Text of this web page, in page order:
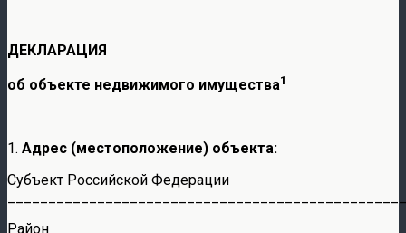
ДЕКЛАРАЦИЯ
об объекте недвижимого имущества1
1. Адрес (местоположение) объекта:
Субъект Российской Федерации
Район